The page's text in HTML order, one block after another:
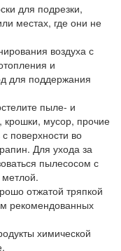
для подрезки,
местах, где они не
воздуха с
и
для поддержания
пыле- и
крошки, мусор, прочие
поверхности во
Для ухода за
пылесосом с
отжатой тряпкой
рекомендованных
химической